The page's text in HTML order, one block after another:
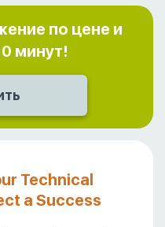
по цене и
минут!
Technical
a Success